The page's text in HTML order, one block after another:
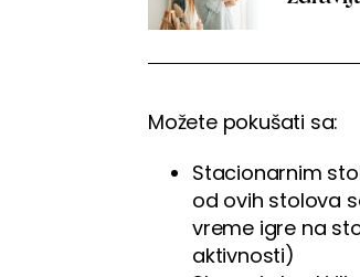
Možete pokušati sa:
Stacionarnim
od ovih stolova
vreme igre na
aktivnosti)